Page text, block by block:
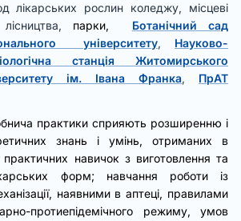
лікарських рослин коледжу, місцеві
парки,
Ботанічний сад
університету, Науково-
станція Житомирського
ім. Івана Франка, ПрАТ
практики сприяють розширенню і
знань і умінь, отриманих в
навичок з виготовлення та
форм; навчання роботи із
наявними в аптеці, правилами
протиепідемічного режиму, умов